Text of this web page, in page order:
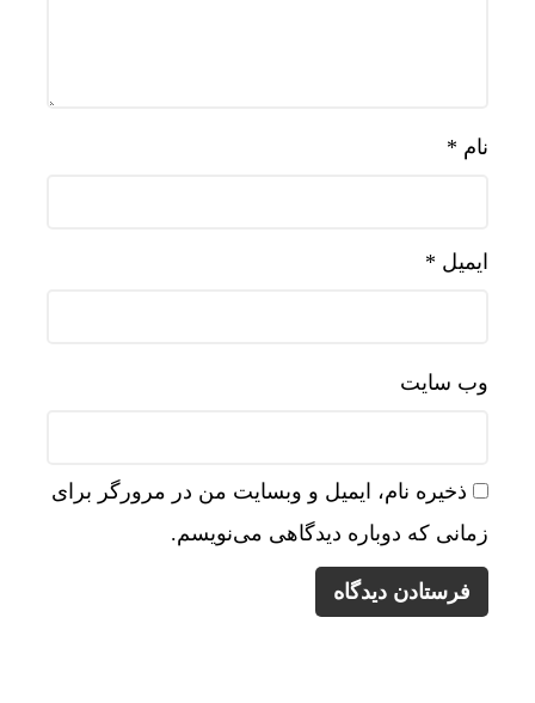
نام *
ایمیل *
وب‌ سایت
ذخیره نام، ایمیل و وبسایت من در مرورگر برای
زمانی که دوباره دیدگاهی می‌نویسم.